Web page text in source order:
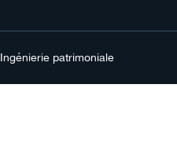
Ingénierie patrimoniale